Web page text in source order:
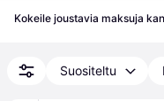
Kokeile joustavia maksuja
Suositeltu